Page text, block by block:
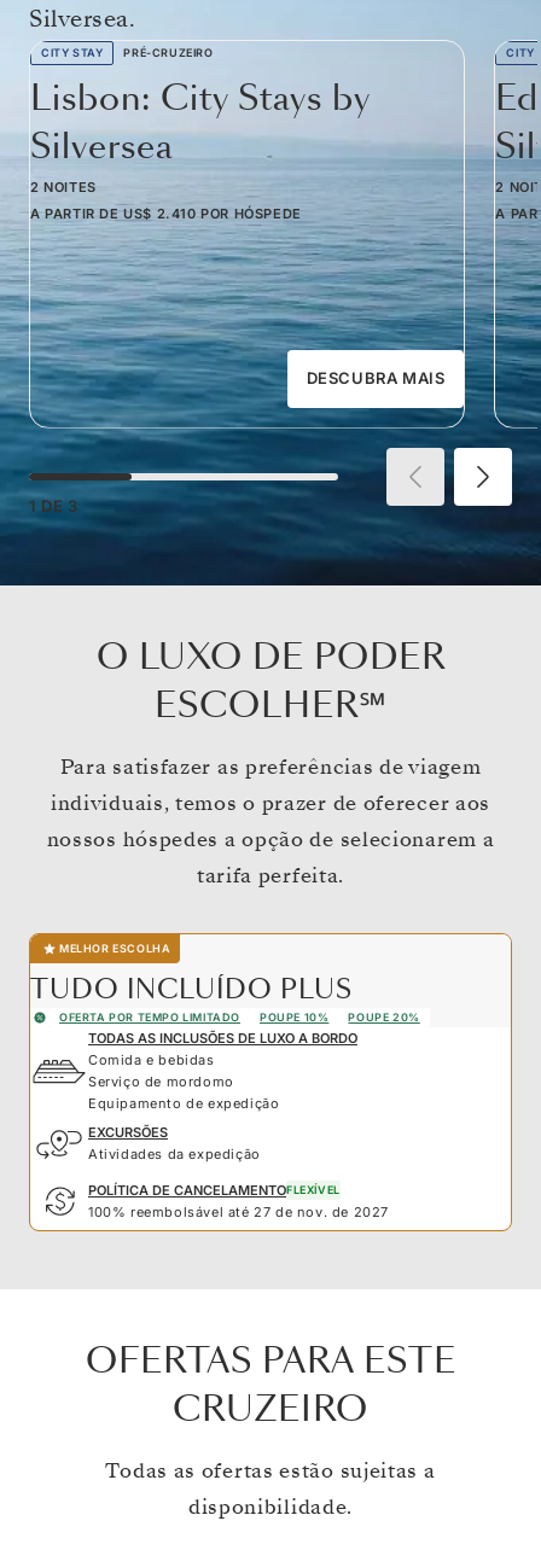
Silversea.
CITY STAY PRÉ-CRUZEIRO
Lisbon: City Stays by
Silversea
2 NOITES
A PARTIR DE US$ 2.410 POR HÓSPEDE
DESCUBRA MAIS
CITY
2
A
1 DE 3
O LUXO DE PODER
ESCOLHER℠
Para satisfazer as preferências de viagem
individuais, temos o prazer de oferecer aos
nossos hóspedes a opção de selecionarem a
tarifa perfeita.
MELHOR ESCOLHA
TUDO INCLUÍDO PLUS
OFERTA POR TEMPO LIMITADO POUPE 10% POUPE 20%
TODAS AS INCLUSÕES DE LUXO A BORDO
Comida e bebidas
Serviço de mordomo
Equipamento de expedição
EXCURSÕES
Atividades da expedição
POLÍTICA DE CANCELAMENTOFLEXÍVEL
100% reembolsável até 27 de nov. de 2027
OFERTAS PARA ESTE
CRUZEIRO
Todas as ofertas estão sujeitas a
disponibilidade.